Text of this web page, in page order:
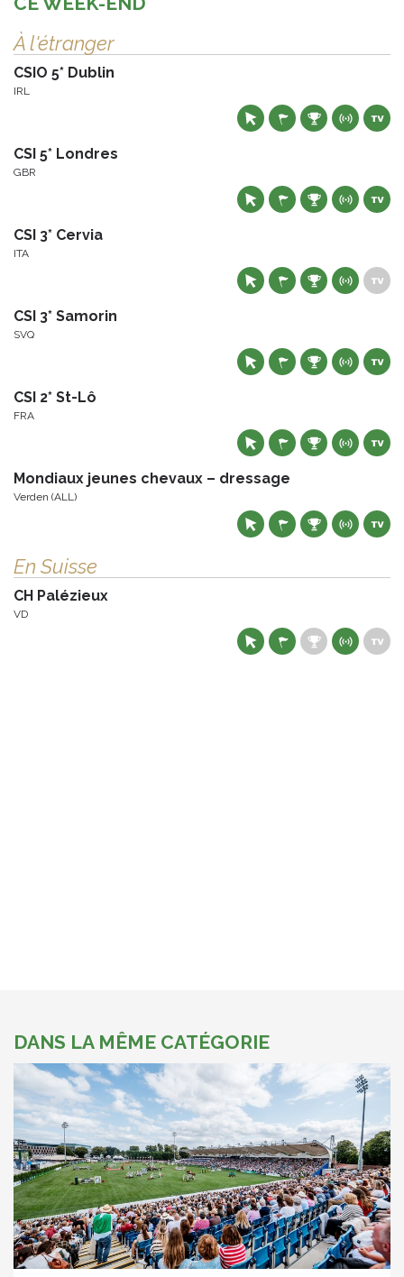
À l'étranger
CSIO 5* Dublin
IRL
CSI 5* Londres
GBR
CSI 3* Cervia
ITA
CSI 3* Samorin
SVQ
CSI 2* St-Lô
FRA
Mondiaux jeunes chevaux – dressage
Verden (ALL)
En Suisse
CH Palézieux
VD
DANS LA MÊME CATÉGORIE